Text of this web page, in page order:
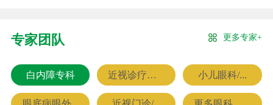
专家团队 更多专家+
白内障专科 近视诊疗专科 小儿眼科/...